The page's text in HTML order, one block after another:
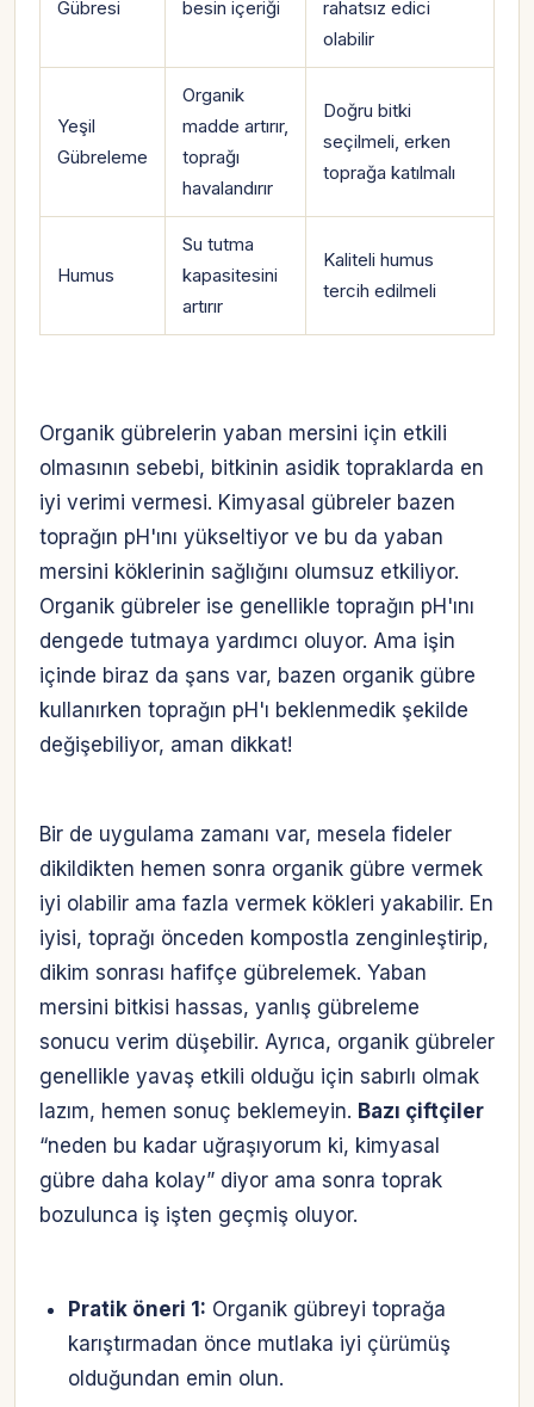
Gübresi besin içeriği
rahatsız edici
olabilir
Yeşil
Gübreleme
Organik
madde artırır,
toprağı
havalandırır
Doğru bitki
seçilmeli, erken
toprağa katılmalı
Humus
Su tutma
kapasitesini
artırır
Kaliteli humus
tercih edilmeli
Organik gübrelerin yaban mersini için etkili
olmasının sebebi, bitkinin asidik topraklarda en
iyi verimi vermesi. Kimyasal gübreler bazen
toprağın pH'ını yükseltiyor ve bu da yaban
mersini köklerinin sağlığını olumsuz etkiliyor.
Organik gübreler ise genellikle toprağın pH'ını
dengede tutmaya yardımcı oluyor. Ama işin
içinde biraz da şans var, bazen organik gübre
kullanırken toprağın pH'ı beklenmedik şekilde
değişebiliyor, aman dikkat!
Bir de uygulama zamanı var, mesela fideler
dikildikten hemen sonra organik gübre vermek
iyi olabilir ama fazla vermek kökleri yakabilir. En
iyisi, toprağı önceden kompostla zenginleştirip,
dikim sonrası hafifçe gübrelemek. Yaban
mersini bitkisi hassas, yanlış gübreleme
sonucu verim düşebilir. Ayrıca, organik gübreler
genellikle yavaş etkili olduğu için sabırlı olmak
lazım, hemen sonuç beklemeyin. Bazı çiftçiler
“neden bu kadar uğraşıyorum ki, kimyasal
gübre daha kolay” diyor ama sonra toprak
bozulunca iş işten geçmiş oluyor.
Pratik öneri 1: Organik gübreyi toprağa
karıştırmadan önce mutlaka iyi çürümüş
olduğundan emin olun.